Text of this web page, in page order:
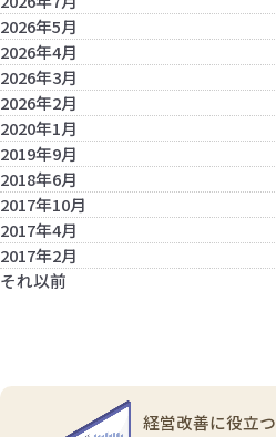
2026年5月
2026年4月
2026年3月
2026年2月
2020年1月
2019年9月
2018年6月
2017年10月
2017年4月
2017年2月
それ以前
経営改善に役立つ